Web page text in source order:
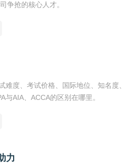
争抢的核心人才。
难度、考试价格、国际地位、知名
AIA、ACCA的区别在哪里。
力